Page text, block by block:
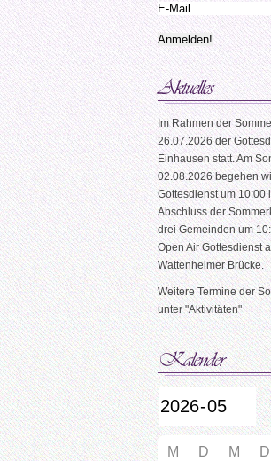
Im Rahmen der
26.07.2026 der
Einhausen statt. Am
02.08.2026 begehen
Gottesdienst um 10:00
Abschluss der
drei Gemeinden um
Open Air Gottesdienst
Wattenheimer Brücke.
Weitere Termine der
unter "Aktivitäten"
M D M D